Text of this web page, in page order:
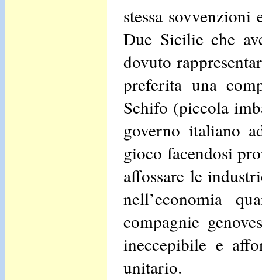
stessa
Due Sicilie che
dovuto
preferita una
Schifo (piccola
governo italiano
gioco facendosi
affossare le
nell’economia
compagnie
ineccepibile e
unitario.